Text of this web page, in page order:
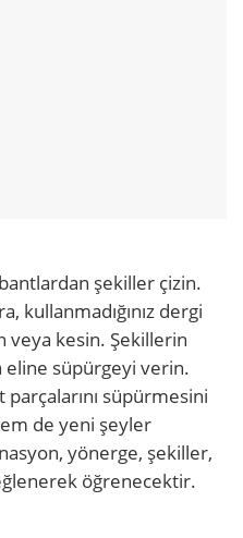
şekiller çizin.
kullanmadığınız dergi
veya kesin. Şekillerin
eline süpürgeyi verin.
süpürmesini
de yeni şeyler
yönerge, şekiller,
öğrenecektir.